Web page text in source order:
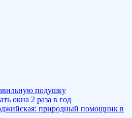
подушку
окна 2 раза в год
природный помощник в